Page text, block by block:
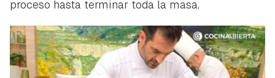
proceso hasta terminar toda la masa.